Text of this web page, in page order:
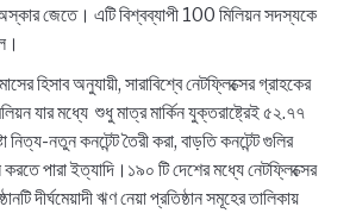
জেতে। এটি বিশ্বব্যাপী 100 মিলিয়ন সদস্যকে
হিসাব অনুযায়ী, সারাবিশ্বে নেটফ্লিক্সের গ্রাহকের
যার মধ্যে শুধু মাত্র মার্কিন যুক্তরাষ্ট্রেই ৫২.৭৭
নিত্য-নতুন কনটেন্ট তৈরী করা, বাড়তি কনটেন্ট গুলির
পারা ইত্যাদি।১৯০ টি দেশের মধ্যে নেটফ্লিক্সের
দীর্ঘমেয়াদী ঋণ নেয়া প্রতিষ্ঠান সমূহের তালিকায়